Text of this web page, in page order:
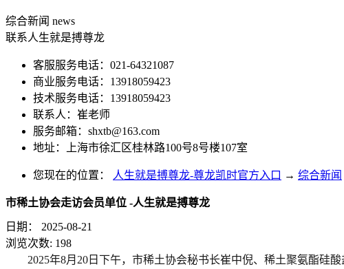
综合新闻 news
联系人生就是搏尊龙
客服服务电话：021-64321087
商业服务电话：13918059423
技术服务电话：13918059423
联系人：崔老师
服务邮箱： shxtb@163.com
地址：上海市徐汇区桂林路100号8号楼107室
您现在的位置： 人生就是搏尊龙-尊龙凯时官方入口 → 综合新闻
市稀土协会走访会员单位 -人生就是搏尊龙
日期：
2025-08-21
浏览次数: 198
2025年8月20日下午，市稀土协会秘书长崔中倪、稀土聚氨酯硅